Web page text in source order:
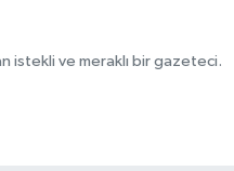
istekli ve meraklı bir gazeteci.